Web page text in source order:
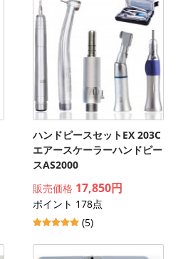
ハンドピースセットEX 203C
エアースケーラーハンドピー
スAS2000
販売価格 17,850円
ポイント 178点
(5)